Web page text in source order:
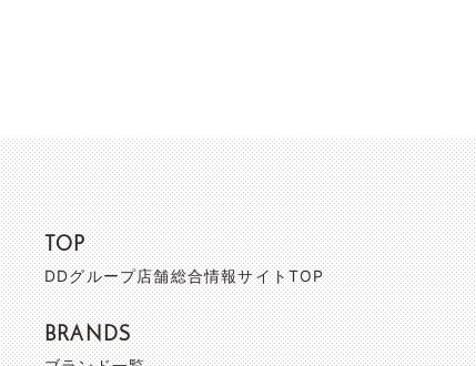
TOP
DDグループ店舗総合情報サイトTOP
BRANDS